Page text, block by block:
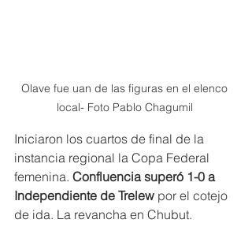
Olave fue uan de las figuras en el elenco
local- Foto Pablo Chagumil
Iniciaron los cuartos de final de la
instancia regional la Copa Federal
femenina. Confluencia superó 1-0 a
Independiente de Trelew por el cotejo
de ida. La revancha en Chubut.